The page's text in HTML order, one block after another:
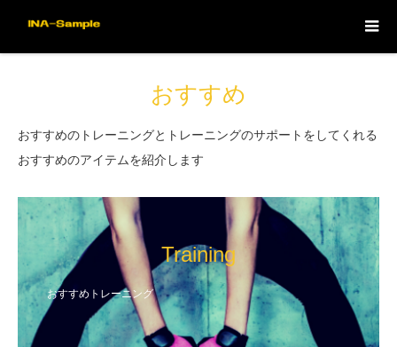
おすすめ
おすすめのトレーニングとトレーニングのサポートをしてくれる
おすすめのアイテムを紹介します
Training
おすすめトレーニング